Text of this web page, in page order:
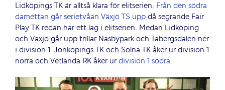
Lidköpings TK är alltså klara för elitserien. Från den södra
damettan går serietvåan Växjö TS uppdå segrande Fair
Play TK redan har ett lag i elitserien. Medan Lidköping
och Växjö går upp trillar Näsbypark och Tabergsdalen ner
i division 1. Jönköpings TK och Solna TK åker ur division 1
norra och Vetlanda RK åker urdivision 1 södra.